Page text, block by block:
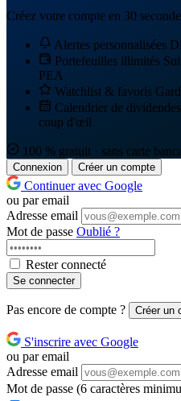
Créez votre compte en 30
Alertes personnalisées
Portefeuilles illimités
PEA
Watchlist & favoris
Calendrier de dividendes
coup d'œil
100 % gratuit · sans carte
Connexion Créer un compte
Continuer avec Google
ou par email
Adresse email
Mot de passe Oublié ?
Rester connecté
Se connecter
Pas encore de compte ? Créer un
S'inscrire avec Google
ou par email
Adresse email
Mot de passe (6 caractères